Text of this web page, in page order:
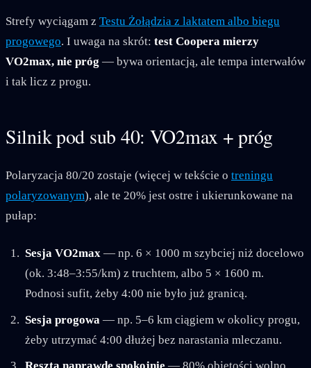
Strefy wyciągam z Testu Żołądzia z laktatem albo biegu
progowego. I uwaga na skrót: test Coopera mierzy
VO2max, nie próg — bywa orientacją, ale tempa interwałów
i tak licz z progu.
Silnik pod sub 40: VO2max + próg
Polaryzacja 80/20 zostaje (więcej w tekście o treningu
polaryzowanym), ale te 20% jest ostre i ukierunkowane na
pułap:
Sesja VO2max — np. 6 × 1000 m szybciej niż docelowo
(ok. 3:48–3:55/km) z truchtem, albo 5 × 1600 m.
Podnosi sufit, żeby 4:00 nie było już granicą.
Sesja progowa — np. 5–6 km ciągiem w okolicy progu,
żeby utrzymać 4:00 dłużej bez narastania mleczanu.